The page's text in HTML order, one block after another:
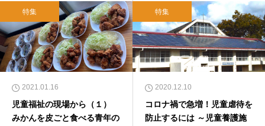
特集
2021.01.16
児童福祉の現場から（１）
みかんを皮ごと食べる青年の
特集
2020.12.10
コロナ禍で急増！児童虐待を
防止するには ～児童養護施